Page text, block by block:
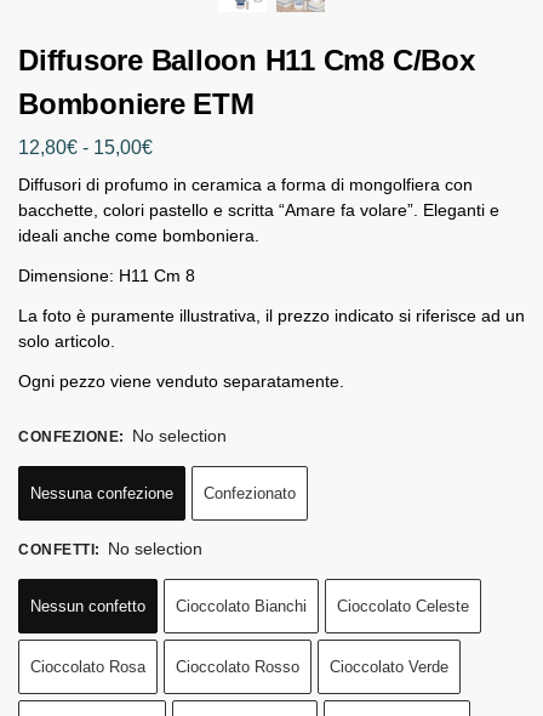
Diffusore Balloon H11 Cm8 C/Box
Bomboniere ETM
12,80€ - 15,00€
Diffusori di profumo in ceramica a forma di mongolfiera con
bacchette, colori pastello e scritta “Amare fa volare”. Eleganti e
ideali anche come bomboniera.
Dimensione: H11 Cm 8
La foto è puramente illustrativa, il prezzo indicato si riferisce ad un
solo articolo.
Ogni pezzo viene venduto separatamente.
CONFEZIONE: No selection
Nessuna confezione Confezionato
CONFETTI: No selection
Nessun confetto Cioccolato Bianchi Cioccolato Celeste
Cioccolato Rosa Cioccolato Rosso Cioccolato Verde